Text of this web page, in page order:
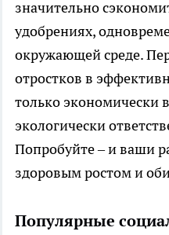
значительно
удобрениях,
окружающей среде.
отростков в
только экономически
экологически
Попробуйте – и ваши
здоровым ростом и
Популярные